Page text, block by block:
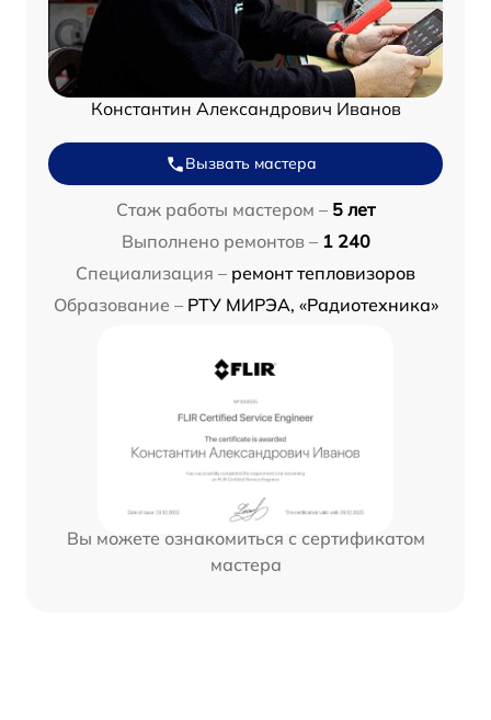
Константин Александрович Иванов
Вызвать мастера
Стаж работы мастером – 5 лет
Выполнено ремонтов – 1 240
Специализация – ремонт тепловизоров
Образование – РТУ МИРЭА, «Радиотехника»
Вы можете ознакомиться с сертификатом
мастера